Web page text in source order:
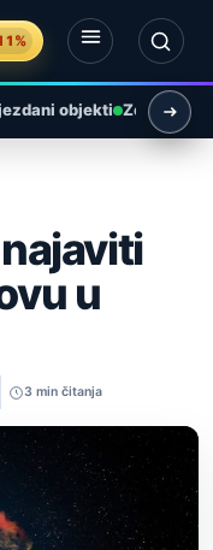
objekti Zemlja i
u
3 min čitanja